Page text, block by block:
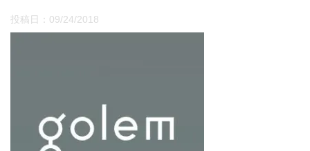
投稿日： 09/24/2018